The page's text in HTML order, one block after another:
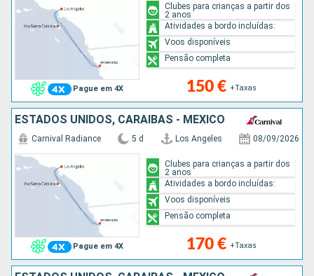
Pague em 4X 150 € +Taxas
Clubes para crianças a partir dos
2 anos
Atividades a bordo incluídas:
Voos disponíveis
Pensão completa
ESTADOS UNIDOS, CARAIBAS - MEXICO
Pague em 4X
Carnival Radiance 5 d Los Angeles 08/09/2026
170 € +Taxas
Clubes para crianças a partir dos
2 anos
Atividades a bordo incluídas:
Voos disponíveis
Pensão completa